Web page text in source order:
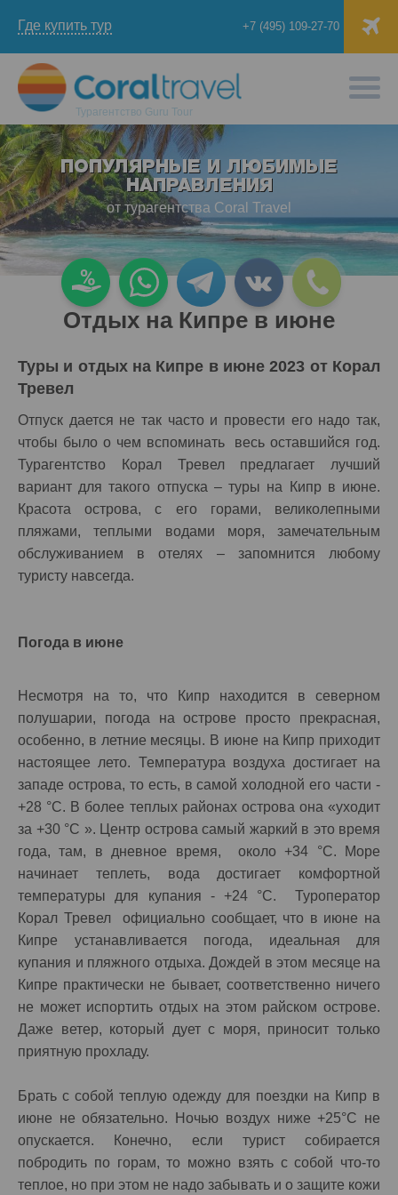
Где купить тур +7 (495) 109-27-70
Турагентство Guru Tour
ПОПУЛЯРНЫЕ И ЛЮБИМЫЕ
НАПРАВЛЕНИЯ
от турагентства Coral Travel
Отдых на Кипре в июне
Туры и отдых на Кипре в июне 2023 от Корал
Тревел
Отпуск дается не так часто и провести его надо так,
чтобы было о чем вспоминать весь оставшийся год.
Турагентство Корал Тревел предлагает лучший
вариант для такого отпуска – туры на Кипр в июне.
Красота острова, с его горами, великолепными
пляжами, теплыми водами моря, замечательным
обслуживанием в отелях – запомнится любому
туристу навсегда.
Погода в июне
Несмотря на то, что Кипр находится в северном
полушарии, погода на острове просто прекрасная,
особенно, в летние месяцы. В июне на Кипр приходит
настоящее лето. Температура воздуха достигает на
западе острова, то есть, в самой холодной его части -
+28 °C. В более теплых районах острова она «уходит
за +30 °C ». Центр острова самый жаркий в это время
года, там, в дневное время, около +34 °C. Море
начинает теплеть, вода достигает комфортной
температуры для купания - +24 °C. Туроператор
Корал Тревел официально сообщает, что в июне на
Кипре устанавливается погода, идеальная для
купания и пляжного отдыха. Дождей в этом месяце на
Кипре практически не бывает, соответственно ничего
не может испортить отдых на этом райском острове.
Даже ветер, который дует с моря, приносит только
приятную прохладу.
Брать с собой теплую одежду для поездки на Кипр в
июне не обязательно. Ночью воздух ниже +25°C не
опускается. Конечно, если турист собирается
побродить по горам, то можно взять с собой что-то
теплое, но при этом не надо забывать и о защите кожи